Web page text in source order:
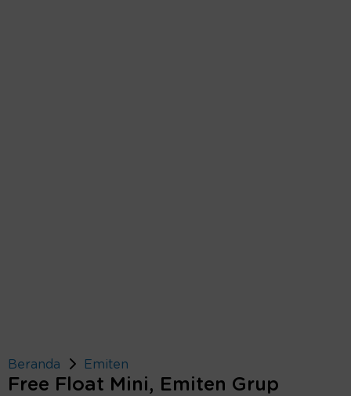
Beranda Emiten
Free Float Mini, Emiten Grup